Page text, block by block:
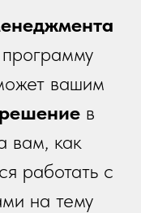
вашим
в
вам, как
работать с
на тему